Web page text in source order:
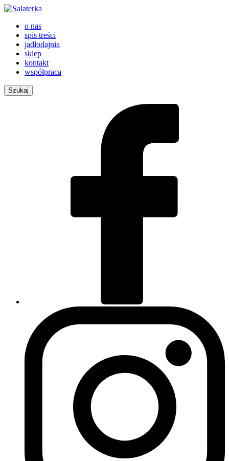
o nas
spis treści
jadłodajnia
sklep
kontakt
współpraca
Szukaj